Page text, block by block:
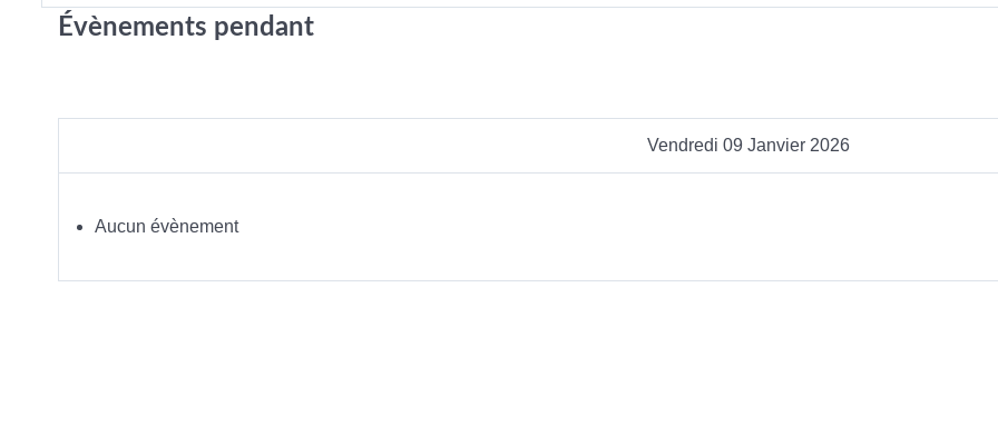
Évènements pendant
Vendredi 09 Janvier 2026
Aucun évènement